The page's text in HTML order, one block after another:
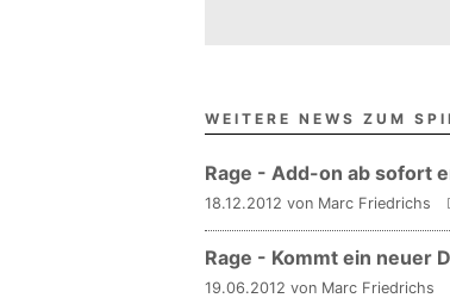
WEITERE NEWS ZUM
Rage - Add-on ab sofort
18.12.2012 von Marc Friedrichs
Rage - Kommt ein neuer
19.06.2012 von Marc Friedrichs